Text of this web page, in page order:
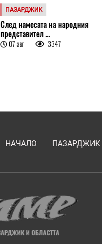
ПАЗАРДЖИК
След намесата на народния
представител ...
07 авг 3347
НАЧАЛО ПАЗАРДЖИК